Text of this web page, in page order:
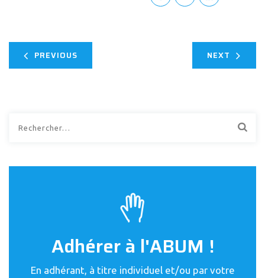
PREVIOUS NEXT
Adhérer à l'ABUM !
En adhérant, à titre individuel et/ou par votre